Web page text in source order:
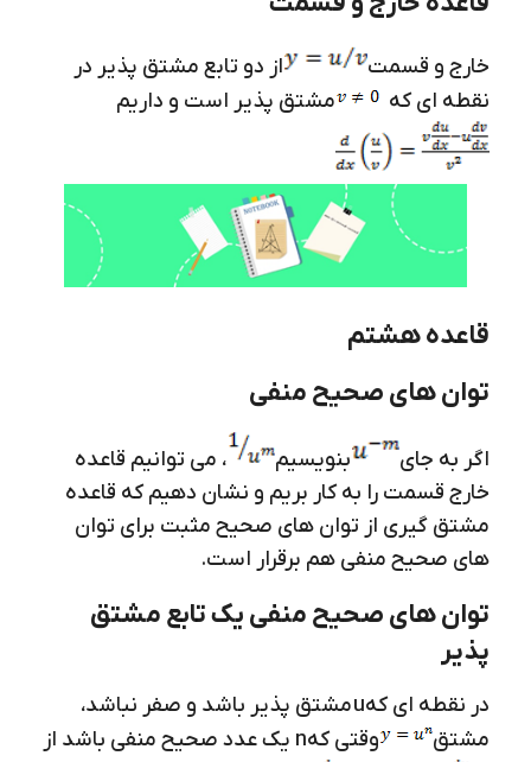
خارج و قسمت
از دو تابع مشتق پذیر در
نقطه ای که
مشتق پذیر است و داریم
قاعده هشتم
توان های صحیح منفی
اگر به جای بنویسیم
، می توانیم قاعده
خارج قسمت را به کار بریم و نشان دهیم که قاعده
مشتق گیری از توان های صحیح مثبت برای توان
های صحیح منفی هم برقرار است.
توان های صحیح منفی یک تابع مشتق
پذیر
در نقطه ای کهuمشتق پذیر باشد و صفر نباشد،
مشتق
وقتی کهn یک عدد صحیح منفی باشد از